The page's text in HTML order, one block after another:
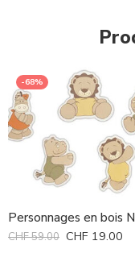
-68%
CHF59.00 CHF 19.00